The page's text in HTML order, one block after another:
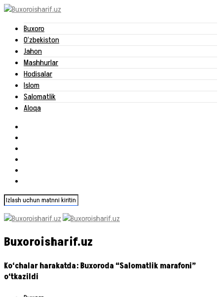
Buxoro
O‘zbekiston
Jahon
Mashhurlar
Hodisalar
Islom
Salomatlik
Aloqa
Buxoroisharif.uz
Ko‘chalar harakatda: Buxoroda “Salomatlik marafoni”
o‘tkazildi